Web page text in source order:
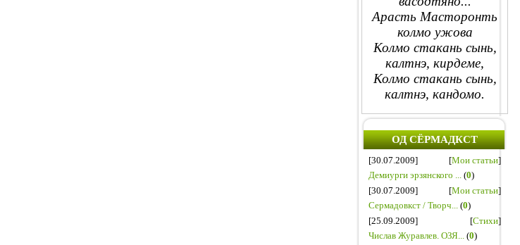
Арасть Масторонть
колмо ужова
Колмо стакань сынь,
калтнэ, кирдеме,
Колмо стакань сынь,
калтнэ, кандомо.
ОД СЁРМАДКСТ
[30.07.2009] [Мои статьи]
Демиурги эрзянского ... (0)
[30.07.2009]
[Мои статьи]
Сермадовкст / Творч... (0)
[25.09.2009]
[Стихи]
Числав Журавлев. ОЗЯ... (0)